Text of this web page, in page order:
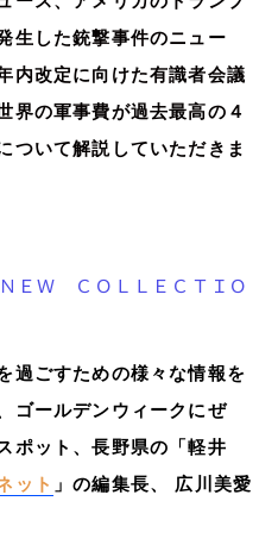
生した銃撃事件のニュー
内改定に向けた有識者会議
界の軍事費が過去最高の４
ついて解説していただきま
ＥＷ ＣＯＬＬＥＣＴＩＯ
過ごすための様々な情報を
ゴールデンウィークにぜ
ポット、長野県の「軽井
ット 」の編集長、 広川美愛